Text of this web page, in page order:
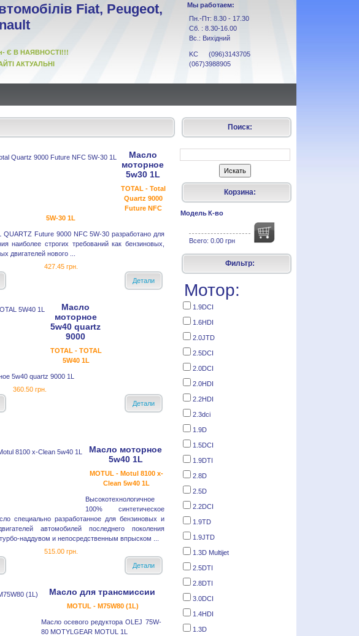
Fiat, Peugeot,
В НАЯВНОСТІ!!!
АКТУАЛЬНІ
Мы работаем:
Пн.-Пт: 8.30 - 17.30
Сб. : 8.30-16.00
Вс.: Вихідний
KC (096)3143705
(067)3988905
Масло
моторное
5w30 1L
TOTAL - Total
Quartz 9000
Future NFC
5W-30 1L
QUARTZ Future 9000 NFC 5W-30 разработано для
наиболее строгих требований как бензиновых,
двигателей нового ...
427.45 грн.
Детали
Масло
моторное
5w40 quartz
9000
TOTAL - TOTAL
5W40 1L
5w40 quartz 9000 1L
360.50 грн.
Детали
Масло моторное
5w40 1L
MOTUL - Motul 8100 x-
Clean 5w40 1L
Высокотехнологичное
100% синтетическое
специально разработанное для бензиновых и
автомобилей последнего поколения
наддувом и непосредственным впрыском ...
515.00 грн.
Детали
Масло для трансмиссии
MOTUL - M75W80 (1L)
Масло осевого редуктора OLEJ 75W-
80 MOTYLGEAR MOTUL 1L
Поиск:
Корзина:
МодельК-во
Всего: 0.00 грн
Фильтр:
Мотор:
1.9DCI
1.6HDI
2.0JTD
2.5DCI
2.0DCI
2.0HDI
2.2HDI
2.3dci
1.9D
1.5DCI
1.9DTI
2.8D
2.5D
2.2DCI
1.9TD
1.9JTD
1.3D Multijet
2.5DTI
2.8DTI
3.0DCI
1.4HDI
1.3D